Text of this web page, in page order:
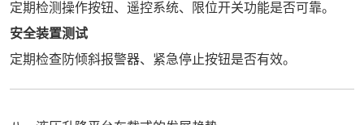
定期检测操作按钮、遥控系统、限位开关功能是否可靠。
安全装置测试
定期检查防倾斜报警器、紧急停止按钮是否有效。